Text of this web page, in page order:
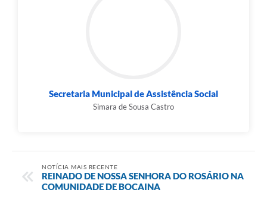
Secretaria Municipal de Assistência Social
Simara de Sousa Castro
NOTÍCIA MAIS RECENTE
REINADO DE NOSSA SENHORA DO ROSÁRIO NA
COMUNIDADE DE BOCAINA